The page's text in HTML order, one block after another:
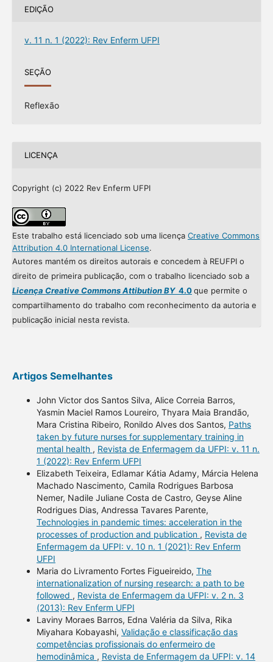
EDIÇÃO
v. 11 n. 1 (2022): Rev Enferm UFPI
SEÇÃO
Reflexão
LICENÇA
Copyright (c) 2022 Rev Enferm UFPI
Este trabalho está licenciado sob uma licença Creative Commons
Attribution 4.0 International License.
Autores mantém os direitos autorais e concedem à REUFPI o
direito de primeira publicação, com o trabalho licenciado sob a
Licença Creative Commons Attibution BY4.0que permite o
compartilhamento do trabalho com reconhecimento da autoria e
publicação inicial nesta revista.
Artigos Semelhantes
John Victor dos Santos Silva, Alice Correia Barros,
Yasmin Maciel Ramos Loureiro, Thyara Maia Brandão,
Mara Cristina Ribeiro, Ronildo Alves dos Santos, Paths
taken by future nurses for supplementary training in
mental health , Revista de Enfermagem da UFPI: v. 11 n.
1 (2022): Rev Enferm UFPI
Elizabeth Teixeira, Edlamar Kátia Adamy, Márcia Helena
Machado Nascimento, Camila Rodrigues Barbosa
Nemer, Nadile Juliane Costa de Castro, Geyse Aline
Rodrigues Dias, Andressa Tavares Parente,
Technologies in pandemic times: acceleration in the
processes of production and publication , Revista de
Enfermagem da UFPI: v. 10 n. 1 (2021): Rev Enferm
UFPI
Maria do Livramento Fortes Figueireido, The
internationalization of nursing research: a path to be
followed , Revista de Enfermagem da UFPI: v. 2 n. 3
(2013): Rev Enferm UFPI
Laviny Moraes Barros, Edna Valéria da Silva, Rika
Miyahara Kobayashi, Validação e classificação das
competências profissionais do enfermeiro de
hemodinâmica , Revista de Enfermagem da UFPI: v. 14